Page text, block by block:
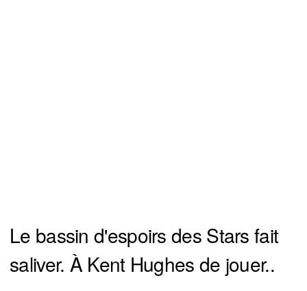
Le bassin d'espoirs des Stars fait
saliver. À Kent Hughes de jouer..